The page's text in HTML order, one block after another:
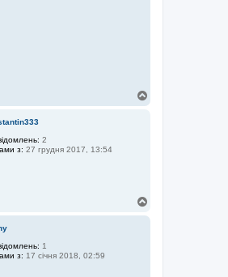
2
з: 27 грудня 2017, 13:54
1
з: 17 січня 2018, 02:59